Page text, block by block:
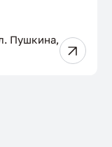
Пушкина,